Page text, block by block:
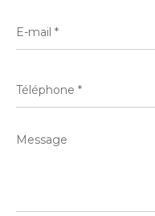
mail
*
Message
*